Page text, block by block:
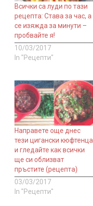
Всички са луди по тази
рецепта: Става за час, а
се изяжда за минути –
пробвайте я!
10/03/2017
In "Рецепти"
Направете още днес
тези цигански кюфтенца
и гледайте как всички
ще си облизват
пръстите (рецепта)
03/03/2017
In "Рецепти"